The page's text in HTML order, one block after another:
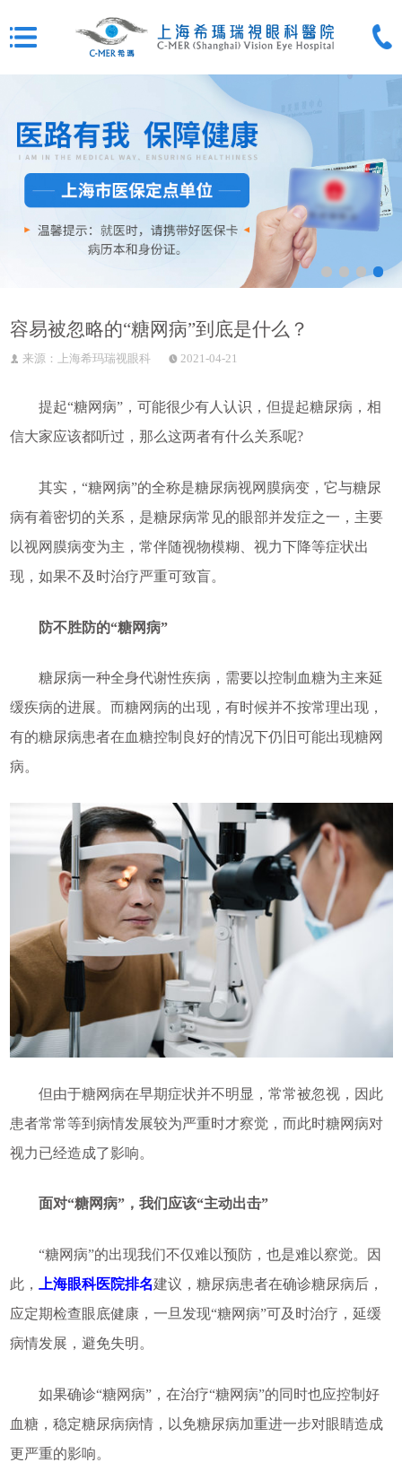
容易被忽略的“糖网病”到底是什么？
来源：上海希玛瑞视眼科 2021-04-21
提起“糖网病”，可能很少有人认识，但提起糖尿病，相
信大家应该都听过，那么这两者有什么关系呢?
其实，“糖网病”的全称是糖尿病视网膜病变，它与糖尿
病有着密切的关系，是糖尿病常见的眼部并发症之一，主要
以视网膜病变为主，常伴随视物模糊、视力下降等症状出
现，如果不及时治疗严重可致盲。
防不胜防的“糖网病”
糖尿病一种全身代谢性疾病，需要以控制血糖为主来延
缓疾病的进展。而糖网病的出现，有时候并不按常理出现，
有的糖尿病患者在血糖控制良好的情况下仍旧可能出现糖网
病。
但由于糖网病在早期症状并不明显，常常被忽视，因此
患者常常等到病情发展较为严重时才察觉，而此时糖网病对
视力已经造成了影响。
面对“糖网病”，我们应该“主动出击”
“糖网病”的出现我们不仅难以预防，也是难以察觉。因
此，
上海眼科医院排名建议，糖尿病患者在确诊糖尿病后，
应定期检查眼底健康，一旦发现“糖网病”可及时治疗，延缓
病情发展，避免失明。
如果确诊“糖网病”，在治疗“糖网病”的同时也应控制好
血糖，稳定糖尿病病情，以免糖尿病加重进一步对眼睛造成
更严重的影响。